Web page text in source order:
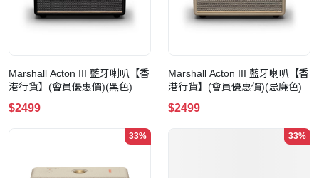
Marshall Acton III 藍牙喇叭【香
港行貨】(會員優惠價)(黑色)
$2499
Marshall Acton III 藍牙喇叭【香
港行貨】(會員優惠價)(忌廉色)
$2499
33% 33%